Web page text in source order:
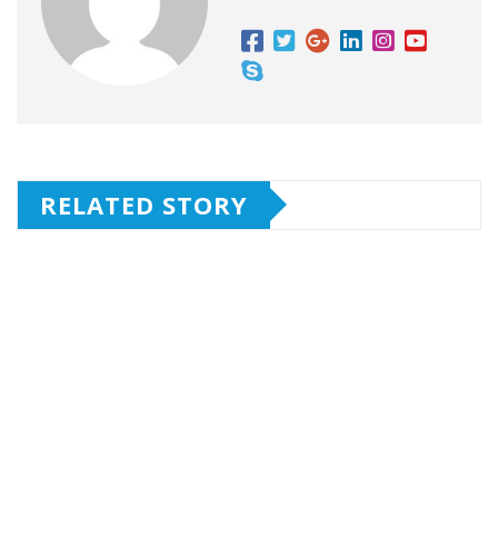
RELATED STORY